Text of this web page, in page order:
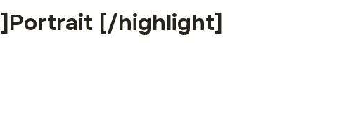
[/highlight]